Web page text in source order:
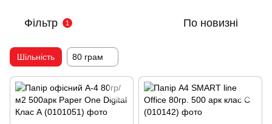
Фільтр 1 По новизні
Шільність 80 грам